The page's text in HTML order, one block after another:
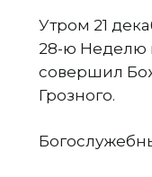
Утром 21
28-ю Неделю
совершил
Грозного.